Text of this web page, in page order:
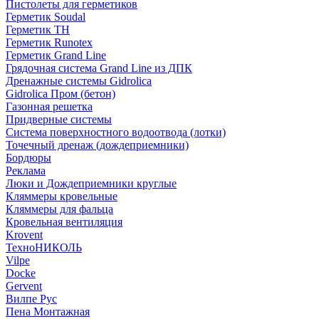
Пистолеты для герметиков
Герметик Soudal
Герметик ТН
Герметик Runotex
Герметик Grand Line
Грядочная система Grand Line из ДПК
Дренажные системы Gidrolica
Gidrolica Пром (бетон)
Газонная решетка
Придверные системы
Система поверхностного водоотвода (лотки)
Точечный дренаж (дождеприемники)
Бордюры
Рекламa
Люки и Дождеприемники круглые
Кляммеры кровельные
Кляммеры для фальца
Кровельная вентиляция
Krovent
ТехноНИКОЛЬ
Vilpe
Docke
Gervent
Вилпе Рус
Пена Монтажнaя